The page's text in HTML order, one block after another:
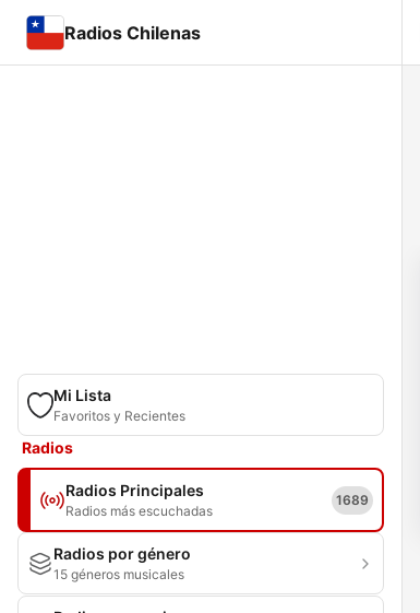
Radios Chilenas
Mi Lista
Favoritos y Recientes
Radios
Radios Principales
Radios más escuchadas
1689
Radios por género
15 géneros musicales